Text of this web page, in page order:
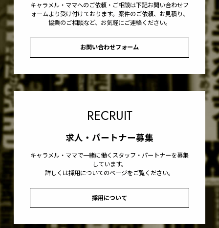
キャラメル・ママへのご依頼・ご相談は下記お問い合わせフ
ォームより受け付けております。案件のご依頼、お見積り、
協業のご相談など、お気軽にご連絡ください。
お問い合わせフォーム
RECRUIT
求人・パートナー募集
キャラメル・ママで一緒に働くスタッフ・パートナーを募集
しています。
詳しくは採用についてのページをご覧ください。
採用について